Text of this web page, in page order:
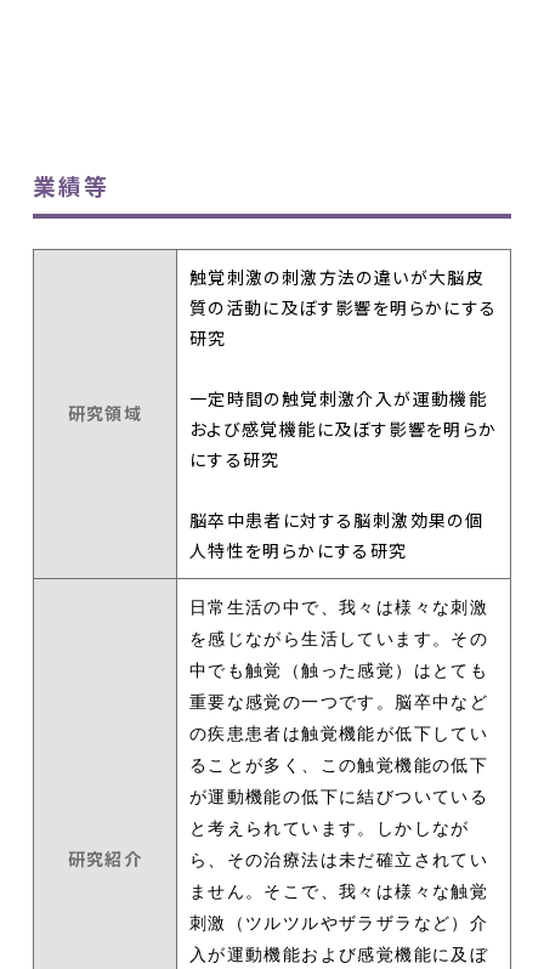
業績等
研究領域
触覚刺激の刺激方法の違いが大脳皮
質の活動に及ぼす影響を明らかにする
研究
一定時間の触覚刺激介入が運動機能
および感覚機能に及ぼす影響を明らか
にする研究
脳卒中患者に対する脳刺激効果の個
人特性を明らかにする研究
研究紹介
日常生活の中で、我々は様々な刺激
を感じながら生活しています。その
中でも触覚（触った感覚）はとても
重要な感覚の一つです。脳卒中など
の疾患患者は触覚機能が低下してい
ることが多く、この触覚機能の低下
が運動機能の低下に結びついている
と考えられています。しかしなが
ら、その治療法は未だ確立されてい
ません。そこで、我々は様々な触覚
刺激（ツルツルやザラザラなど）介
入が運動機能および感覚機能に及ぼ